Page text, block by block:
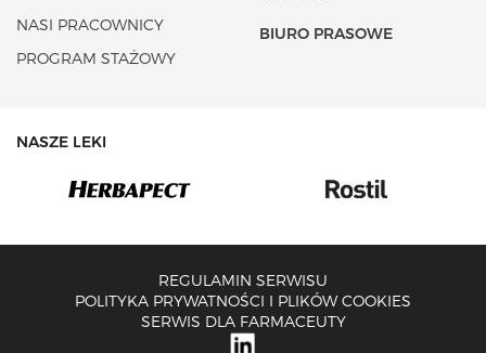
NASI PRACOWNICY
PROGRAM STAŻOWY
BIURO PRASOWE
NASZE LEKI
REGULAMIN SERWISU
POLITYKA PRYWATNOŚCI I PLIKÓW COOKIES
SERWIS DLA FARMACEUTY